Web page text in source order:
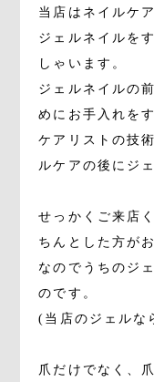
当店はネイルケ
ジェルネイルを
しゃいます。
ジェルネイルの
めにお手入れを
ケアリストの技
ルケアの後にジ
せっかくご来店
ちんとした方が
なのでうちのジ
のです。
(当店のジェル
爪だけでなく、